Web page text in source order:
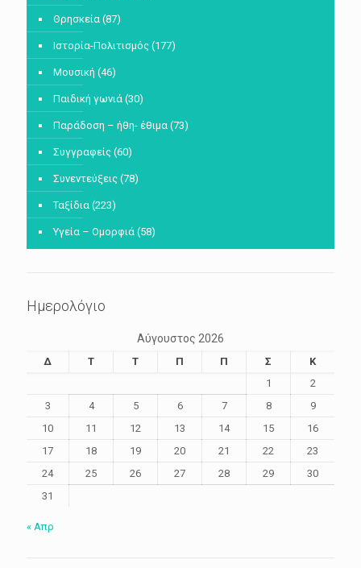
Θρησκεία (87)
Ιστορία-Πολιτισμός (177)
Μουσική (46)
Παιδική γωνιά (30)
Παράδοση – ήθη- έθιμα (73)
Συγγραφείς (60)
Συνεντεύξεις (78)
Ταξίδια (223)
Υγεία – Ομορφιά (58)
Ημερολόγιο
Αύγουστος 2026
Δ Τ Τ Π Π Σ
Κ
1
2
3
4 5 6 7 8
9
10
11 12 13 14 15
16
17
18 19 20 21 22
23
24
25 26 27 28 29
30
31
« Απρ